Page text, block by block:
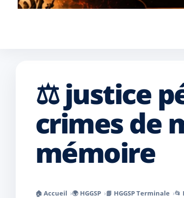
⚖️ justice
crimes de
mémoire
🏠 Accueil 🌍 HGGSP 📗 HGGSP Terminale 📂